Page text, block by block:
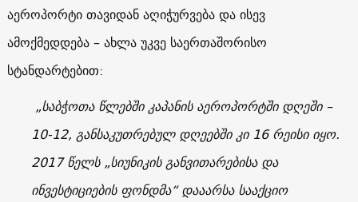
აეროპორტი თავიდან აღიჭურვება და ისევ
ამოქმედდება – ახლა უკვე საერთაშორისო
სტანდარტებით:
„საბჭოთა წლებში კაპანის აეროპორტში დღეში –
10-12, განსაკუთრებულ დღეებში კი 16 რეისი იყო.
2017 წელს „სიუნიკის განვითარებისა და
ინვესტიციების ფონდმა“ დააარსა სააქციო